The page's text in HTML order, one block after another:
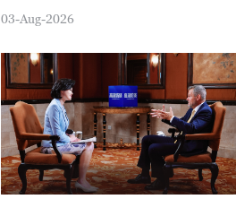
Ningbo
03-Aug-2026